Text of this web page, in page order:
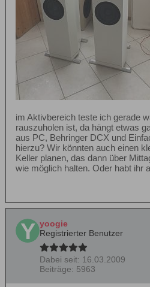
im Aktivbereich teste ich gerade
rauszuholen ist, da hängt etwas
aus PC, Behringer DCX und
hierzu? Wir könnten auch einen
Keller planen, das dann über
wie möglich halten. Oder habt ihr
yoogie
Registrierter Benutzer
Dabei seit: 16.03.2009
Beiträge: 5963